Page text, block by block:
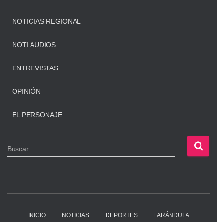
NOTICIAS REGIONAL
NOTI AUDIOS
ENTREVISTAS
OPINIÓN
EL PERSONAJE
B
u
Buscar …
INICIO NOTICIAS DEPORTES FARÁNDULA